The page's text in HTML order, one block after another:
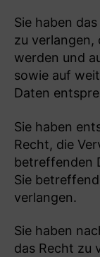
Sie haben
zu
werden und
sowie auf
Daten
Sie haben
Recht, die
betreffenden
Sie
verlangen.
Sie haben
das Recht zu